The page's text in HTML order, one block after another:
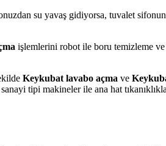
su yavaş gidiyorsa, tuvalet
işlemlerini robot ile boru temizleme ve
Keykubat lavabo açma ve
tipi makineler ile ana hat